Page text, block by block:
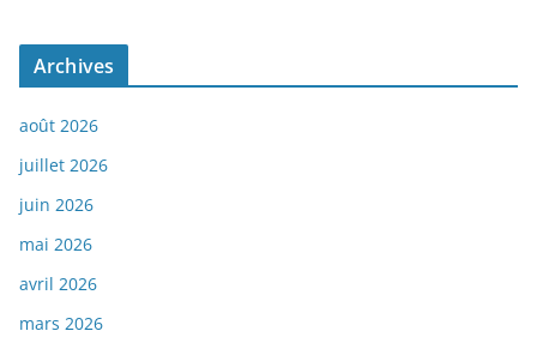
Archives
août 2026
juillet 2026
juin 2026
mai 2026
avril 2026
mars 2026